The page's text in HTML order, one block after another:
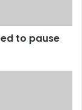
to pause